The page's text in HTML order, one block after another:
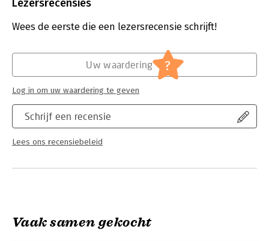
hem terecht zo’n prachtige eretitel heeft opgeleverd.
Verschijningsdatum:
15-9-2021
Literatuur en romans
Lezersrecensies
Wees de eerste die een lezersrecensie schrijft!
Schrijf een recensie
Lees ons recensiebeleid
Uw waardering ?
Log in om uw waardering te geven
Vaak samen gekocht